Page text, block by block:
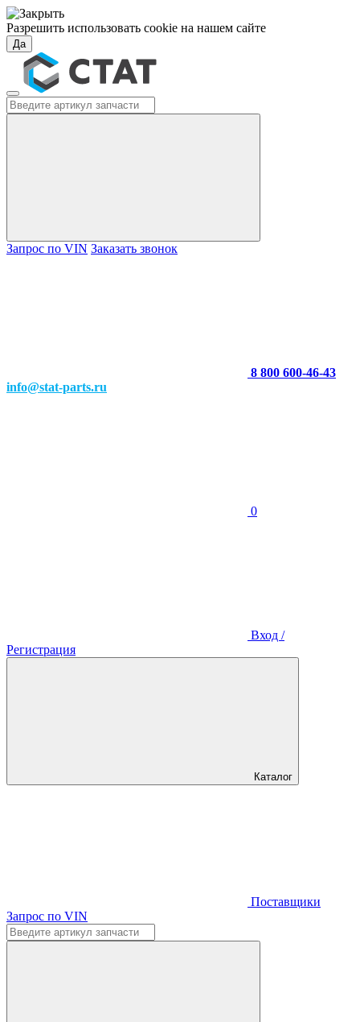
Разрешить использовать cookie на нашем сайте
Да
Запрос по VIN Заказать звонок
8 800 600-46-43
info@stat-parts.ru
0
Вход /
Регистрация
Каталог
Поставщики
Запрос по VIN